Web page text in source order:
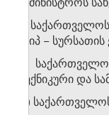
ბ)
სსიპ −
გ)
ტექნიკური და
დ)